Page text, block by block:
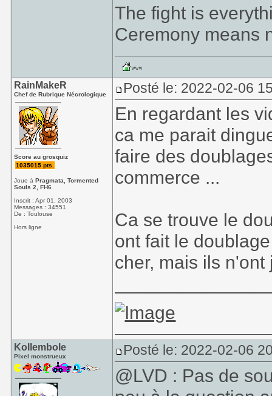
The fight is
Ceremony means
RainMakeR
Chef de Rubrique Nécrologique
Score au grosquiz
1035015 pts.
Joue àPragmata, Tormented
Souls 2, FH6
Inscrit : Apr 01, 2003
Messages : 34551
De : Toulouse
Hors ligne
Posté le: 2022-02-06
En regardant les
ca me parait
faire des
commerce ...
Ca se trouve le
ont fait le
cher, mais ils n'ont
Kollembole
Pixel monstrueux Posté le: 2022-02-06
@LVD : Pas de